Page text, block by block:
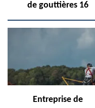
de gouttières 16
Entreprise de